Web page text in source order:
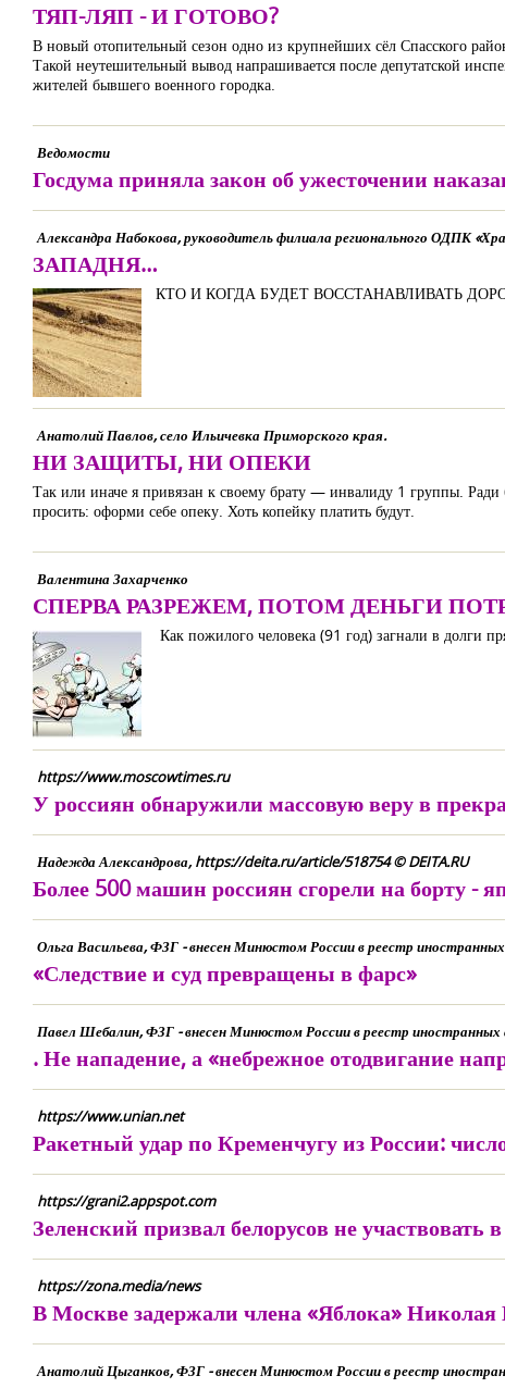
ТЯП-ЛЯП - И ГОТОВО?
В новый отопительный сезон одно из крупнейших сёл Спасского
Такой неутешительный вывод напрашивается после депутатской
жителей бывшего военного городка.
Ведомости
Госдума приняла закон об ужесточении
Александра Набокова, руководитель филиала регионального ОДПК
ЗАПАДНЯ…
КТО И КОГДА БУДЕТ ВОССТАНАВЛИВАТЬ
Анатолий Павлов, село Ильичевка Приморского края.
НИ ЗАЩИТЫ, НИ ОПЕКИ
Так или иначе я привязан к своему брату — инвалиду 1 группы. Ради
просить: оформи себе опеку. Хоть копейку платить будут.
Валентина Захарченко
СПЕРВА РАЗРЕЖЕМ, ПОТОМ ДЕНЬГИ
Как пожилого человека (91 год) загнали в долги
https://www.moscowtimes.ru
У россиян обнаружили массовую веру в
Надежда Александрова, https://deita.ru/article/518754 © DEITA.RU
Более 500 машин россиян сгорели на борту -
Ольга Васильева, ФЗГ - внесен Минюстом России в реестр
«Следствие и суд превращены в фарс»
Павел Шебалин, ФЗГ - внесен Минюстом России в реестр
. Не нападение, а «небрежное отодвигание
https://www.unian.net
Ракетный удар по Кременчугу из России:
https://grani2.appspot.com
Зеленский призвал белорусов не
https://zona.media/news
В Москве задержали члена «Яблока»
Анатолий Цыганков, ФЗГ - внесен Минюстом России в реестр